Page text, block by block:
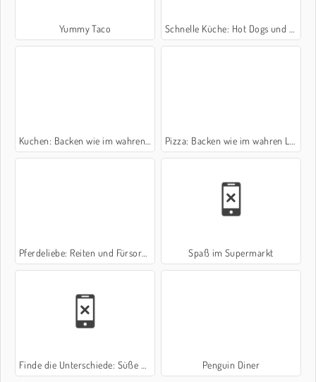
Yummy Taco Schnelle Küche: Hot Dogs und Hamburger
Kuchen: Backen wie im wahren Leben Pizza: Backen wie im wahren Leben
Pferdeliebe: Reiten und Fürsorge Spaß im Supermarkt
Finde die Unterschiede: Süße Babys Penguin Diner